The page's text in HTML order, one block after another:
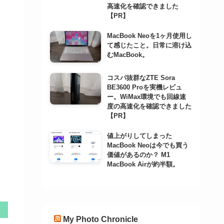
高速化を確認できました
【PR】
MacBook Neoを1ヶ月使用し
て感じたこと。日常に溶け込
むMacBook。
コスパ抜群なZTE Sora
BE3600 Proを実機レビュ
ー。WiMax環境でも回線速
度の高速化を確認できました
【PR】
値上がりしてしまった
MacBook Neoは今でも買う
価値があるのか？ M1
MacBook Airが約半額。
My Photo Chronicle